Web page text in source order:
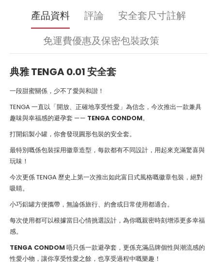
產品資料 評論
安全套尺寸註解
免運費優惠及保密包裝政策
典雅 TENGA 0.01 安全套
一段甜蜜關係，少不了愛與和諧！
TENGA 一直以「開放、正確地享受性愛」為信念，今次推出一款兼具
趣味與幸福感的避孕套 —— TENGA CONDOM。
打開鋁製小罐，你會發現圓形包裝的安全套。
最特別嘅係包裝採用徽章造型，每款都有不同設計，用起來充滿驚喜與
玩味！
今次更係 TENGA 歷史上第一次推出如此富日式風格嘅徽章包裝，絕對
吸睛。
小巧鋁罐方便攜帶，無論係旅行、約會或日常使用都適合。
每次使用都可以根據當日心情挑選設計，為你嘅親密時刻增添更多幸福
感。
TENGA CONDOM唔只係一款避孕套，更係充滿品牌個性與潮流感的
性愛小物，讓你享受性愛之餘，也享受過程中嘅樂趣！